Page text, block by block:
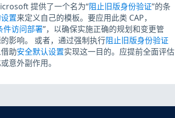
提供了一个名为“阻止旧版身份验证”的条
置来定义自己的模板。要应用此类 CAP，
件访问部署”，以确保实施正确的规划和变更管
影响。 或者，通过强制执行阻止旧版身份验证
助安全默认设置实现这一目的。应提前全面评估
意外副作用。